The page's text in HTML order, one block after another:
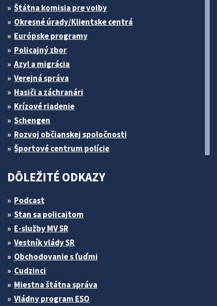
Štátna komisia pre volby
Okresné úrady/Klientske centrá
Európske programy
Policajný zbor
Azyl a migrácia
Verejná správa
Hasiči a záchranári
Krízové riadenie
Schengen
Rozvoj občianskej spoločnosti
Športové centrum polície
DÔLEŽITÉ ODKAZY
Podcast
Stan sa policajtom
E-služby MV SR
Vestník vlády SR
Obchodovanie s ľuďmi
Cudzinci
Miestna štátna správa
Vládny program ESO